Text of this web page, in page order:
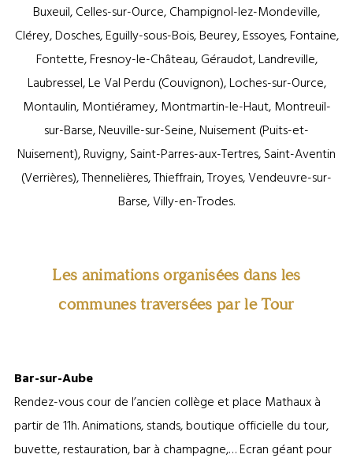
Buxeuil, Celles-sur-Ource, Champignol-lez-Mondeville,
Clérey, Dosches, Eguilly-sous-Bois, Beurey, Essoyes, Fontaine,
Fontette, Fresnoy-le-Château, Géraudot, Landreville,
Laubressel, Le Val Perdu (Couvignon), Loches-sur-Ource,
Montaulin, Montiéramey, Montmartin-le-Haut, Montreuil-
sur-Barse, Neuville-sur-Seine, Nuisement (Puits-et-
Nuisement), Ruvigny, Saint-Parres-aux-Tertres, Saint-Aventin
(Verrières), Thennelières, Thieffrain, Troyes, Vendeuvre-sur-
Barse, Villy-en-Trodes.
Les animations organisées dans les
communes traversées par le Tour
Bar-sur-Aube
Rendez-vous cour de l’ancien collège et place Mathaux à
partir de 11h. Animations, stands, boutique officielle du tour,
buvette, restauration, bar à champagne,… Ecran géant pour